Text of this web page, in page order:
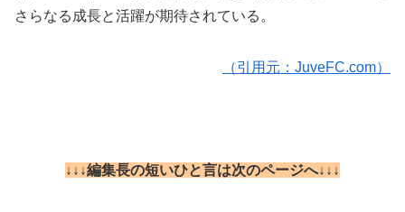
さらなる成長と活躍が期待されている。
（引用元：JuveFC.com）
↓↓↓編集長の短いひと言は次のページへ↓↓↓